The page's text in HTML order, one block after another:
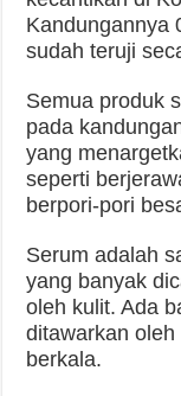
Kandungannya
sudah teruji
Semua produk
pada
yang
seperti
berpori-pori
Serum adalah
yang banyak
oleh kulit. Ada
ditawarkan
berkala.